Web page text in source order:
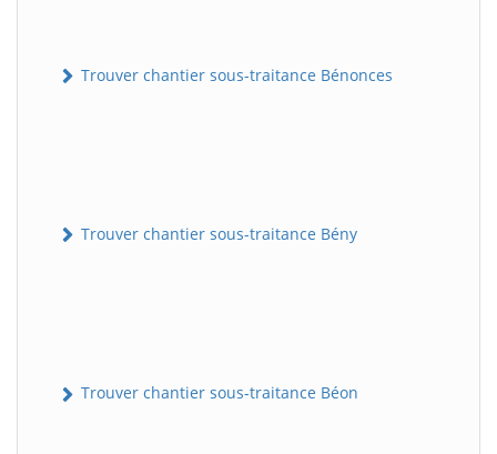
Trouver chantier sous-traitance Bénonces
Trouver chantier sous-traitance Bény
Trouver chantier sous-traitance Béon